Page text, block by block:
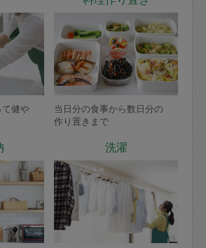
健や
当日分の食事から数日分の
作り置きまで
洗濯